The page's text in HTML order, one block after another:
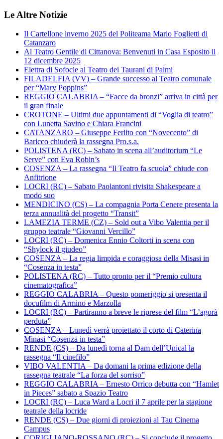
Le Altre Notizie
Il Cartellone inverno 2025 del Politeama Mario Foglietti di
Catanzaro
Al Teatro Gentile di Cittanova: Benvenuti in Casa Esposito il
12 dicembre 2025
Elettra di Sofocle al Teatro dei Taurani di Palmi
FILADELFIA (VV) – Grande successo al Teatro comunale
per “Mary Poppins”
REGGIO CALABRIA – “Facce da bronzi” arriva in città per
il gran finale
CROTONE – Ultimi due appuntamenti di “Voglia di teatro”
con Lunetta Savino e Chiara Francini
CATANZARO – Giuseppe Ferlito con “Novecento” di
Baricco chiuderà la rassegna Pro.s.a.
POLISTENA (RC) – Sabato in scena all’auditorium “Le
Serve” con Eva Robin’s
COSENZA – La rassegna “Il Teatro fa scuola” chiude con
Anfitrione
LOCRI (RC) – Sabato Paolantoni rivisita Shakespeare a
modo suo
MENDICINO (CS) – La compagnia Porta Cenere presenta la
terza annualità del progetto “Transit”
LAMEZIA TERME (CZ) – Sold out a Vibo Valentia per il
gruppo teatrale “Giovanni Vercillo”
LOCRI (RC) – Domenica Ennio Coltorti in scena con
“Shylock il giudeo”
COSENZA – La regia limpida e coraggiosa della Misasi in
“Cosenza in testa”
POLISTENA (RC) – Tutto pronto per il “Premio cultura
cinematografica”
REGGIO CALABRIA – Questo pomeriggio si presenta il
docufilm di Armino e Marzolla
LOCRI (RC) – Partiranno a breve le riprese del film “L’agorà
perduta”
COSENZA – Lunedì verrà proiettato il corto di Caterina
Minasi “Cosenza in testa”
RENDE (CS) – Da lunedì torna al Dam dell’Unical la
rassegna “Il cinefilo”
VIBO VALENTIA – Da domani la prima edizione della
rassegna teatrale “La forza del sorriso”
REGGIO CALABRIA – Ernesto Orrico debutta con “Hamlet
in Pieces” sabato a Spazio Teatro
LOCRI (RC) – Luca Ward a Locri il 7 aprile per la stagione
teatrale della locride
RENDE (CS) – Due giorni di proiezioni al Tau Cinema
Campus